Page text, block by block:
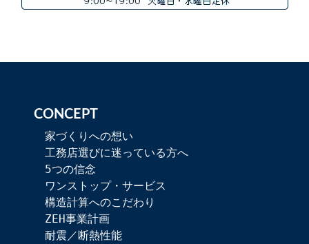
CONCEPT
家づくりへの想い
工務店選びに迷っている方へ
5つの信念
ワンストップ・サービス
構造計算へのこだわり
ZEH事業計画
耐震／断熱性能